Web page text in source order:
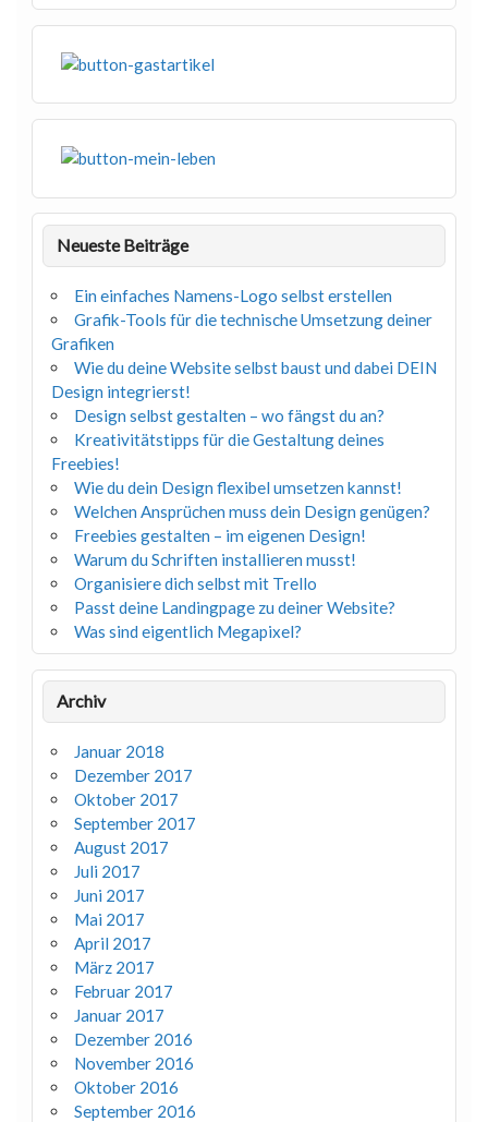
Neueste Beiträge
Ein einfaches Namens-Logo selbst erstellen
Grafik-Tools für die technische Umsetzung deiner
Grafiken
Wie du deine Website selbst baust und dabei DEIN
Design integrierst!
Design selbst gestalten – wo fängst du an?
Kreativitätstipps für die Gestaltung deines
Freebies!
Wie du dein Design flexibel umsetzen kannst!
Welchen Ansprüchen muss dein Design genügen?
Freebies gestalten – im eigenen Design!
Warum du Schriften installieren musst!
Organisiere dich selbst mit Trello
Passt deine Landingpage zu deiner Website?
Was sind eigentlich Megapixel?
Archiv
Januar 2018
Dezember 2017
Oktober 2017
September 2017
August 2017
Juli 2017
Juni 2017
Mai 2017
April 2017
März 2017
Februar 2017
Januar 2017
Dezember 2016
November 2016
Oktober 2016
September 2016